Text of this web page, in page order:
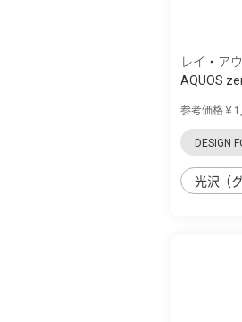
レイ・ア
AQUOS
参考価格￥
DESIGN
光沢（グ